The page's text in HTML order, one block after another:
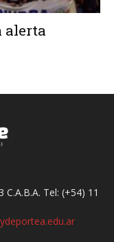
alerta
Tel: (+54) 11